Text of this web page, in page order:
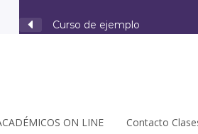
ON LINE Contacto
Curso de ejemplo
Este contenido está